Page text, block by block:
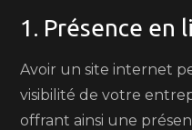
1. Présence en
Avoir un site internet
visibilité de votre
offrant ainsi une